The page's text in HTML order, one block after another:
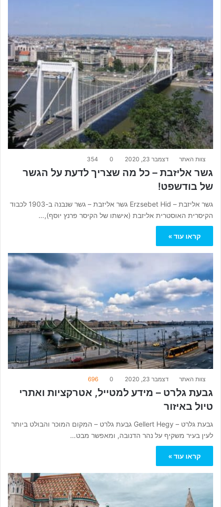
צוות האתר דצמבר 23, 2020 0
354
גשר אליזבת – כל מה שצריך לדעת על הגשר
של בודשפט!
גשר אליזבת – Erzsebet Hid גשר אליזבת – גשר שנבנה ב-1903 לכבוד
הקיסרית האוסטרית אליזבת (אישתו של הקיסר פרנץ יוסף),…
קראו עוד »
צוות האתר דצמבר 23, 2020 0
696
גבעת גלרט – מידע למטייל, אטרקציות ואתרי
טיול באיזור
גבעת גלרט – Gellert Hegy גבעת גלרט – המקום המוכר והבולט ביותר
לעין בעיר משקיף על נהר הדנובה, ומאפשר מבט…
קראו עוד »